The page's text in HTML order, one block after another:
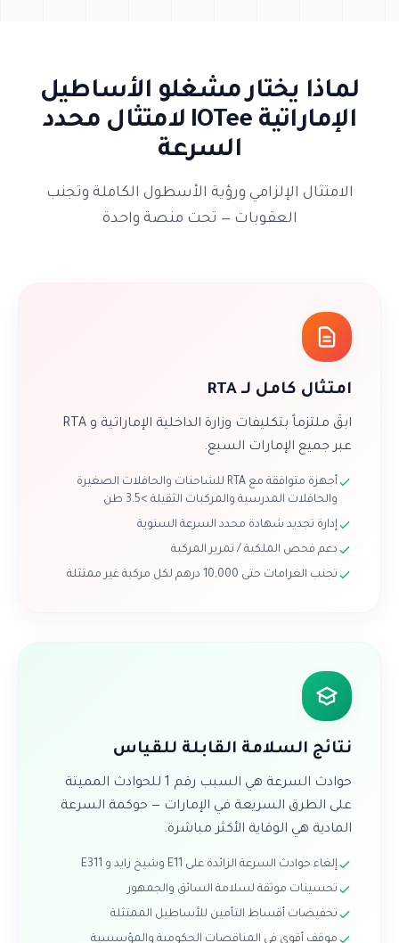
لماذا يختار مشغلو الأساطيل
الإماراتية IOTee لامتثال محدد
السرعة
الامتثال الإلزامي ورؤية الأسطول الكاملة وتجنب
العقوبات — تحت منصة واحدة
امتثال كامل لـ RTA
ابقَ ملتزماً بتكليفات وزارة الداخلية الإماراتية و RTA
عبر جميع الإمارات السبع.
أجهزة متوافقة مع RTA للشاحنات والحافلات الصغيرة
والحافلات المدرسية والمركبات الثقيلة >3.5 طن
إدارة تجديد شهادة محدد السرعة السنوية
دعم فحص الملكية / تمرير المركبة
تجنب الغرامات حتى 10,000 درهم لكل مركبة غير ممتثلة
نتائج السلامة القابلة للقياس
حوادث السرعة هي السبب رقم 1 للحوادث المميتة
على الطرق السريعة في الإمارات — حوكمة السرعة
المادية هي الوقاية الأكثر مباشرة.
إلغاء حوادث السرعة الزائدة على E11 وشيخ زايد و E311
تحسينات موثقة لسلامة السائق والجمهور
تخفيضات أقساط التأمين للأساطيل الممتثلة
موقف أقوى في المناقصات الحكومية والمؤسسية